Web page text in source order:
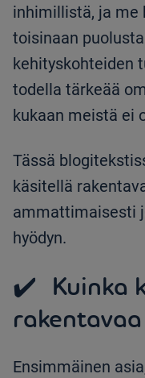
inhimillistä, ja me
toisinaan
kehityskohteiden
todella tärkeää
kukaan meistä ei
Tässä
käsitellä
ammattimaisesti
hyödyn.
✔️ Kuinka
Ensimmäinen